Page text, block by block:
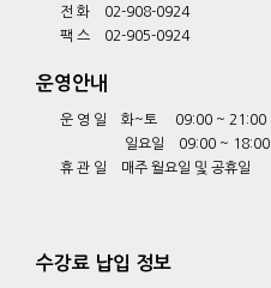
전 화 02-908-0924
팩 스 02-905-0924
운영안내
운 영 일 화~토 09:00 ~ 21:00
일요일 09:00 ~ 18:00
휴 관 일 매주 월요일 및 공휴일
수강료 납입 정보